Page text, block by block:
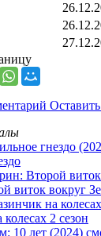
виток вокруг
2 сезон